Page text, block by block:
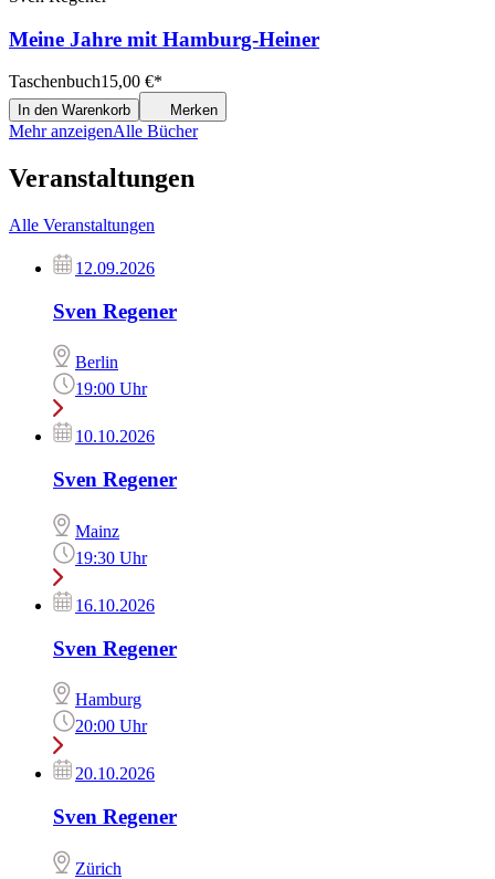
Meine Jahre mit Hamburg-Heiner
Taschenbuch15,00 €*
In den Warenkorb Merken
Mehr anzeigenAlle Bücher
Veranstaltungen
Alle Veranstaltungen
12.09.2026
Sven Regener
Berlin
19:00 Uhr
10.10.2026
Sven Regener
Mainz
19:30 Uhr
16.10.2026
Sven Regener
Hamburg
20:00 Uhr
20.10.2026
Sven Regener
Zürich